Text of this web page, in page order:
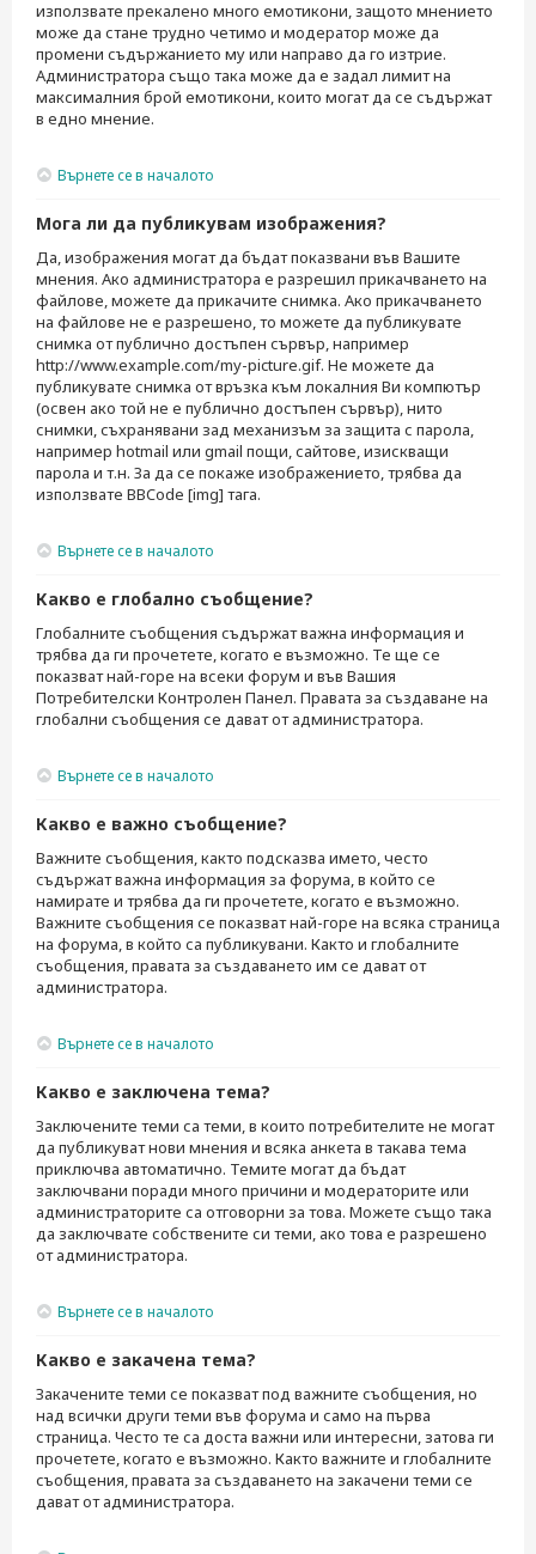
използвате прекалено много емотикони, защото мнението
може да стане трудно четимо и модератор може да
промени съдържанието му или направо да го изтрие.
Администратора също така може да е задал лимит на
максималния брой емотикони, които могат да се съдържат
в едно мнение.
Върнете се в началото
Мога ли да публикувам изображения?
Да, изображения могат да бъдат показвани във Вашите
мнения. Ако администратора е разрешил прикачването на
файлове, можете да прикачите снимка. Ако прикачването
на файлове не е разрешено, то можете да публикувате
снимка от публично достъпен сървър, например
http://www.example.com/my-picture.gif. Не можете да
публикувате снимка от връзка към локалния Ви компютър
(освен ако той не е публично достъпен сървър), нито
снимки, съхранявани зад механизъм за защита с парола,
например hotmail или gmail пощи, сайтове, изискващи
парола и т.н. За да се покаже изображението, трябва да
използвате BBCode [img] тага.
Върнете се в началото
Какво е глобално съобщение?
Глобалните съобщения съдържат важна информация и
трябва да ги прочетете, когато е възможно. Те ще се
показват най-горе на всеки форум и във Вашия
Потребителски Контролен Панел. Правата за създаване на
глобални съобщения се дават от администратора.
Върнете се в началото
Какво е важно съобщение?
Важните съобщения, както подсказва името, често
съдържат важна информация за форума, в който се
намирате и трябва да ги прочетете, когато е възможно.
Важните съобщения се показват най-горе на всяка страница
на форума, в който са публикувани. Както и глобалните
съобщения, правата за създаването им се дават от
администратора.
Върнете се в началото
Какво е заключена тема?
Заключените теми са теми, в които потребителите не могат
да публикуват нови мнения и всяка анкета в такава тема
приключва автоматично. Темите могат да бъдат
заключвани поради много причини и модераторите или
администраторите са отговорни за това. Можете също така
да заключвате собствените си теми, ако това е разрешено
от администратора.
Върнете се в началото
Какво е закачена тема?
Закачените теми се показват под важните съобщения, но
над всички други теми във форума и само на първа
страница. Често те са доста важни или интересни, затова ги
прочетете, когато е възможно. Както важните и глобалните
съобщения, правата за създаването на закачени теми се
дават от администратора.